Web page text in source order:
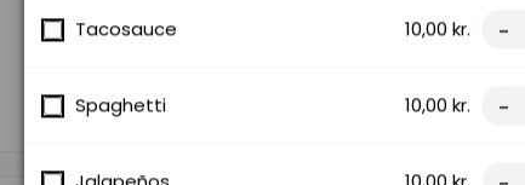
Tacosauce 10,00 kr. -
Spaghetti 10,00 kr. -